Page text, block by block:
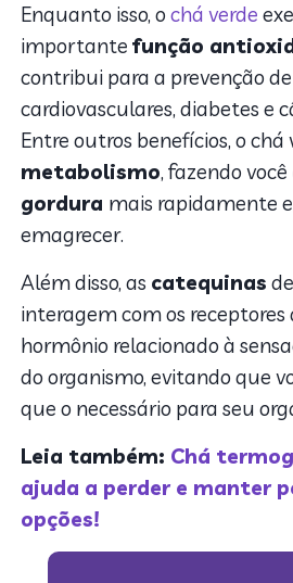
Enquanto isso, ochá verde
importantefunção
contribui para a prevenção
cardiovasculares, diabetes e
Entre outros benefícios, o chá
metabolismo, fazendo você
gordura mais rapidamente
emagrecer.
Além disso, as catequinas
interagem com os receptores
hormônio relacionado à
do organismo, evitando que
que o necessário para seu
Leia também: Chá
ajuda a perder e manter
opções!